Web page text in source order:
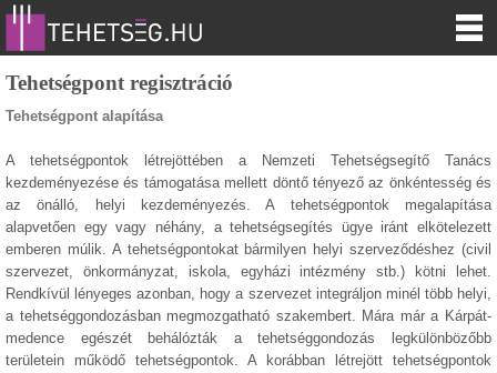
Tehetségpont regisztráció
Tehetségpont alapítása
A tehetségpontok létrejöttében a Nemzeti Tehetségsegítő Tanács
kezdeményezése és támogatása mellett döntő tényező az önkéntesség és
az önálló, helyi kezdeményezés. A tehetségpontok megalapítása
alapvetően egy vagy néhány, a tehetségsegítés ügye iránt elkötelezett
emberen múlik. A tehetségpontokat bármilyen helyi szerveződéshez (civil
szervezet, önkormányzat, iskola, egyházi intézmény stb.) kötni lehet.
Rendkívül lényeges azonban, hogy a szervezet integráljon minél több helyi,
a tehetséggondozásban megmozgatható szakembert. Mára már a Kárpát-
medence egészét behálózták a tehetséggondozás legkülönbözőbb
területein működő tehetségpontok. A korábban létrejött tehetségpontok